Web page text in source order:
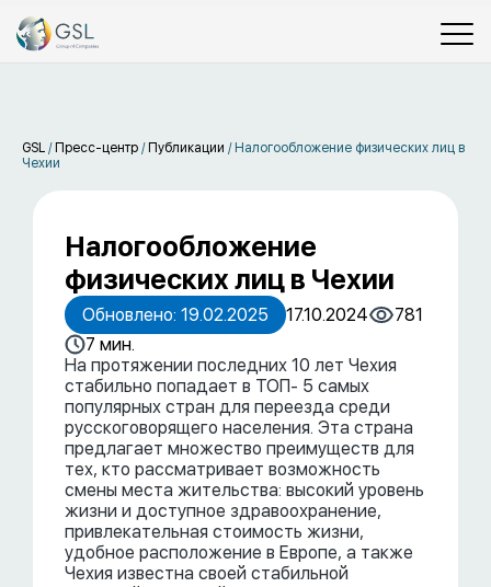
GSL / Пресс-центр / Публикации / Налогообложение физических лиц в
Чехии
Налогообложение
физических лиц в Чехии
Обновлено: 19.02.2025 17.10.2024
781
7 мин.
На протяжении последних 10 лет Чехия
стабильно попадает в ТОП- 5 самых
популярных стран для переезда среди
русскоговорящего населения. Эта страна
предлагает множество преимуществ для
тех, кто рассматривает возможность
смены места жительства: высокий уровень
жизни и доступное здравоохранение,
привлекательная стоимость жизни,
удобное расположение в Европе, а также
Чехия известна своей стабильной